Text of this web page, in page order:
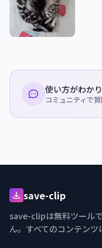
使い方がわか
コミュニティで
save-clip
save-clipは無料ツール
ん。すべてのコンテンツ